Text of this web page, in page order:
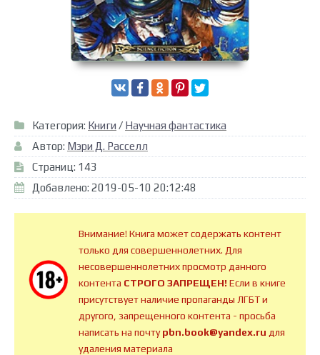
Категория: Книги / Научная фантастика
Автор: Мэри Д. Расселл
Страниц: 143
Добавлено: 2019-05-10 20:12:48
Внимание! Книга может содержать контент
только для совершеннолетних. Для
несовершеннолетних просмотр данного
контента СТРОГО ЗАПРЕЩЕН!Если в книге
присутствует наличие пропаганды ЛГБТ и
другого, запрещенного контента - просьба
написать на почтуpbn.book@yandex.ru для
удаления материала